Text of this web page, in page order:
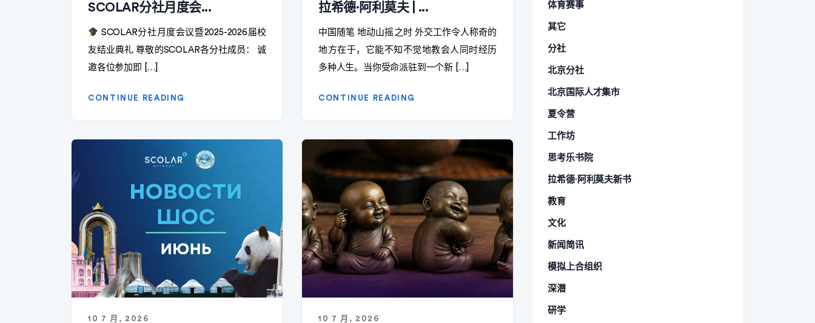
SCOLAR分社月度会...
SCOLAR分社月度会议暨2025-2026届校
友结业典礼 尊敬的SCOLAR各分社成员： 诚
邀各位参加即 […]
CONTINUE READING
拉希德·阿利莫夫 | ...
中国随笔 地动山摇之时 外交工作令人称奇的
地方在于，它能不知不觉地教会人同时经历
多种人生。当你受命派驻到一个新 […]
CONTINUE READING
10 7 月, 2026 10 7 月, 2026
体育赛事
其它
分社
北京分社
北京国际人才集市
夏令营
工作坊
思考乐书院
拉希德·阿利莫夫新书
教育
文化
新闻简讯
模拟上合组织
深潜
研学